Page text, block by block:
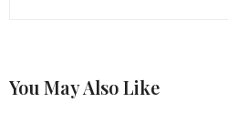
You May Also Like